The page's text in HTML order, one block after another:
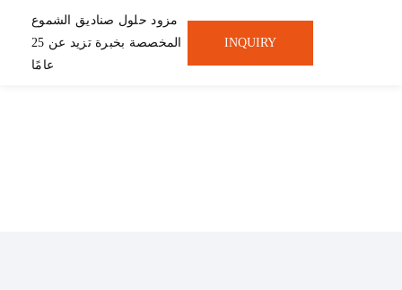
مزود حلول صناديق الشموع
المخصصة بخبرة تزيد عن 25
عامًا
INQUIRY